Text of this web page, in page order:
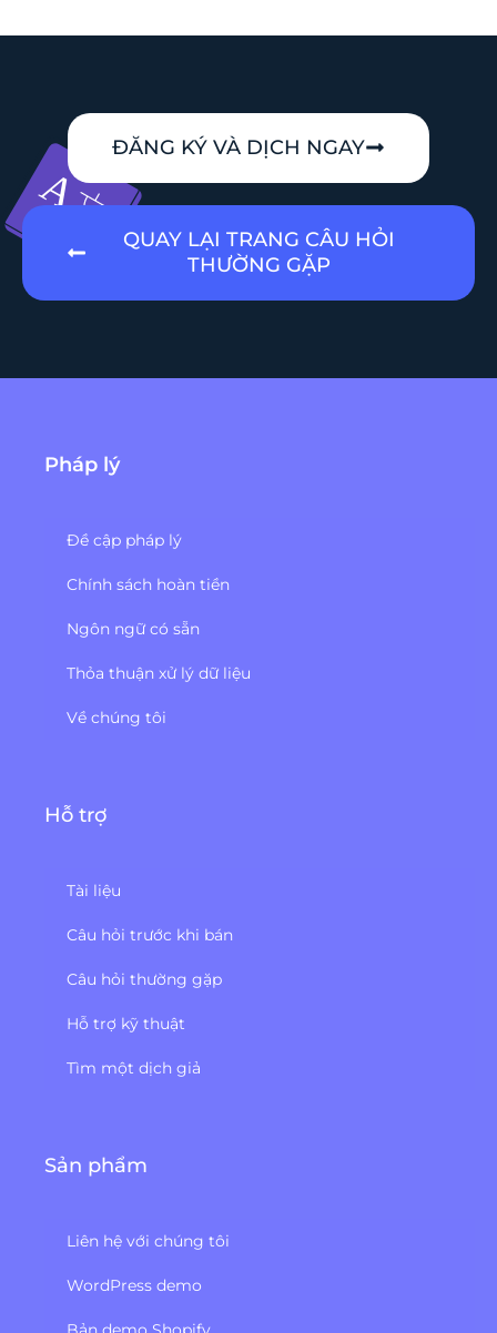
ĐĂNG KÝ VÀ DỊCH NGAY
QUAY LẠI TRANG CÂU HỎI
THƯỜNG GẶP
Pháp lý
Đề cập pháp lý
Chính sách hoàn tiền
Ngôn ngữ có sẵn
Thỏa thuận xử lý dữ liệu
Về chúng tôi
Hỗ trợ
Tài liệu
Câu hỏi trước khi bán
Câu hỏi thường gặp
Hỗ trợ kỹ thuật
Tìm một dịch giả
Sản phẩm
Liên hệ với chúng tôi
WordPress demo